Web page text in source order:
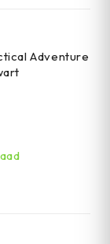
Adventure